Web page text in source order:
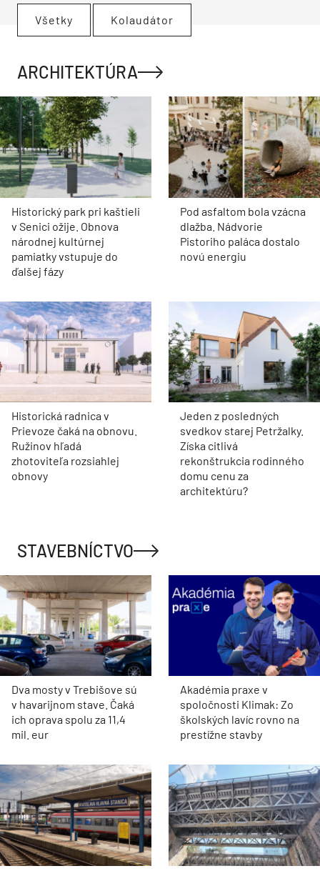
Všetky Kolaudátor
ARCHITEKTÚRA
Historický park pri kaštieli
v Senici ožije. Obnova
národnej kultúrnej
pamiatky vstupuje do
ďalšej fázy
Pod asfaltom bola vzácna
dlažba. Nádvorie
Pistoriho paláca dostalo
novú energiu
Historická radnica v
Prievoze čaká na obnovu.
Ružinov hľadá
zhotoviteľa rozsiahlej
obnovy
Jeden z posledných
svedkov starej Petržalky.
Získa citlivá
rekonštrukcia rodinného
domu cenu za
architektúru?
STAVEBNÍCTVO
Dva mosty v Trebišove sú
v havarijnom stave. Čaká
ich oprava spolu za 11,4
mil. eur
Akadémia praxe v
spoločnosti Klimak: Zo
školských lavíc rovno na
prestížne stavby